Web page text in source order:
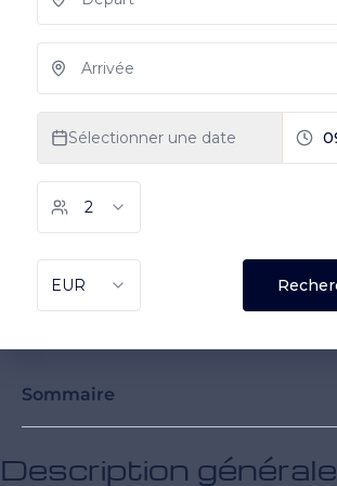
Sommaire
Description générale